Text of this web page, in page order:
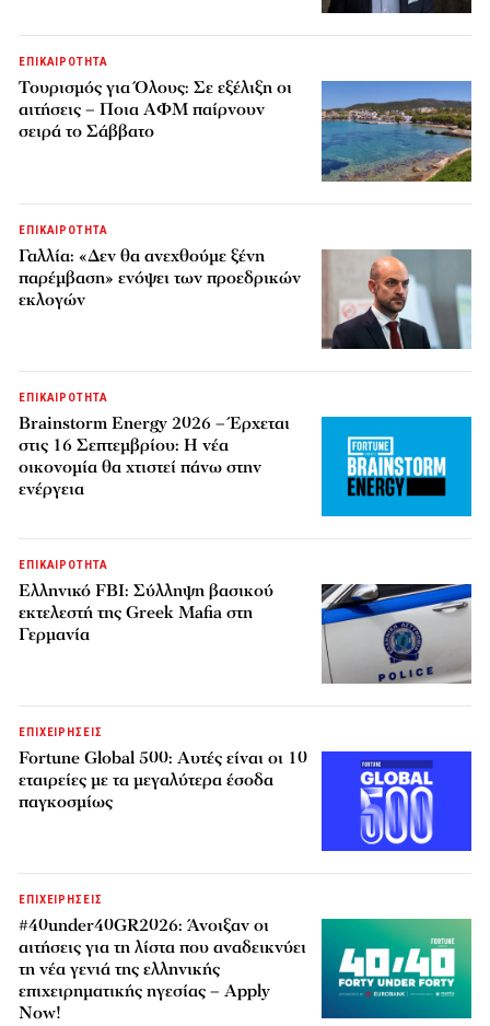
ΕΠΙΚΑΙΡΟΤΗΤΑ
Τουρισμός για Όλους: Σε εξέλιξη οι
αιτήσεις – Ποια ΑΦΜ παίρνουν
σειρά το Σάββατο
ΕΠΙΚΑΙΡΟΤΗΤΑ
Γαλλία: «Δεν θα ανεχθούμε ξένη
παρέμβαση» ενόψει των προεδρικών
εκλογών
ΕΠΙΚΑΙΡΟΤΗΤΑ
Brainstorm Energy 2026 – Έρχεται
στις 16 Σεπτεμβρίου: Η νέα
οικονομία θα χτιστεί πάνω στην
ενέργεια
ΕΠΙΚΑΙΡΟΤΗΤΑ
Ελληνικό FBI: Σύλληψη βασικού
εκτελεστή της Greek Mafia στη
Γερμανία
ΕΠΙΧΕΙΡΗΣΕΙΣ
Fortune Global 500: Αυτές είναι οι 10
εταιρείες με τα μεγαλύτερα έσοδα
παγκοσμίως
ΕΠΙΧΕΙΡΗΣΕΙΣ
#40under40GR2026: Άνοιξαν οι
αιτήσεις για τη λίστα που αναδεικνύει
τη νέα γενιά της ελληνικής
επιχειρηματικής ηγεσίας – Apply
Now!